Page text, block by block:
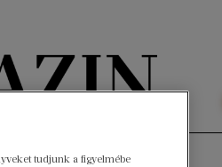
tudjunk a figyelmébe